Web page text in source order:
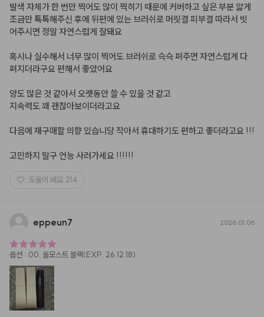
발색 자체가 한 번만 찍어도 많이 찍히기 때문에 커버하고 싶은 부분 얇게
조금만 톡톡해주신 후에 뒤편에 있는 브러쉬로 머릿결 피부결 따라서 빗
어주시면 정말 자연스럽게 잘돼요
혹시나 실수해서 너무 많이 찍어도 브러쉬로 슥슥 펴주면 자연스럽게 다
펴지더라구요 편해서 좋았어요
양도 많은 것 같아서 오랫동안 쓸 수 있을 것 같고
지속력도 꽤 괜찮아보이더라고요
다음에 재구매할 의향 있습니당 작아서 휴대하기도 편하고 좋더라고요 !!!
고민하지 말구 언능 사러가세요 !!!!!!
도움이 돼요 214
eppeun7 2026.01.06
옵션 : 00. 올모스트 블랙(EXP. 26.12.18)